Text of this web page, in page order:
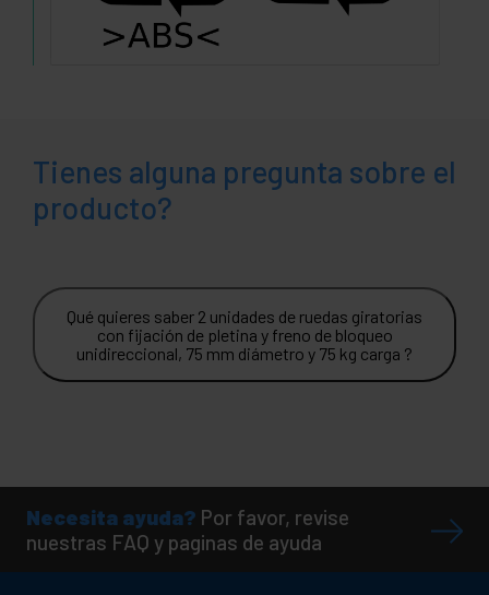
Tienes alguna pregunta sobre el
producto?
Qué quieres saber 2 unidades de ruedas giratorias
con fijación de pletina y freno de bloqueo
unidireccional, 75 mm diámetro y 75 kg carga ?
Necesita ayuda? Por favor, revise
nuestras FAQ y paginas de ayuda